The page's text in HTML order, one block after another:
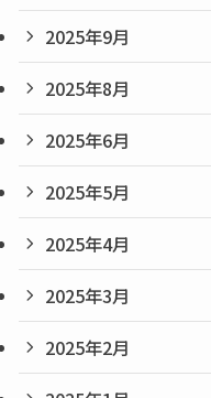
2025年9月
2025年8月
2025年6月
2025年5月
2025年4月
2025年3月
2025年2月